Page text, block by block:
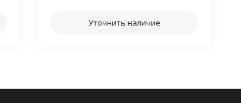
Уточнить наличие